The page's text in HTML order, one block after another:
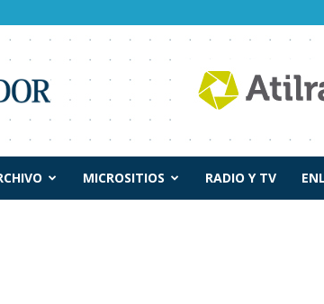
MICROSITIOS RADIO Y TV